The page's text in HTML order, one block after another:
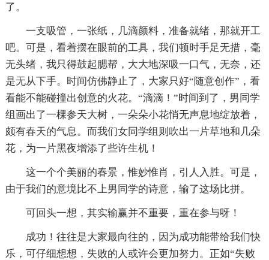
了。
一支吸管，一张纸，几滴颜料，准备就绪，那就开工
吧。可是，看着摆在眼前的工具，我们顿时手足无措，毫
无头绪，我只得鼓起腮帮，大大地深吸一口气，无奈，还
是无从下手。时间仿佛静止了，大家只好“随意创作”，看
看能不能碰撞出创意的火花。“滴滴！”时间到了，男同学
组画出了一棵参天大树，一朵朵小花悄无声息地绽放着，
颇有春天的气息。而我们女同学组则吹出一片草地和几朵
花，为一片黑夜增添了些许生机！
这一个个美丽的春景，惟妙惟肖，引人入胜。可是，
由于我们的意境比不上男同学的诗意，输了这场比拼。
可回头一想，其实输赢并不重要，重在参与呀！
成功！往往是大家最向往的，因为成功能带给我们快
乐，可仔细想想，失败的人或许会更加努力。正如“失败